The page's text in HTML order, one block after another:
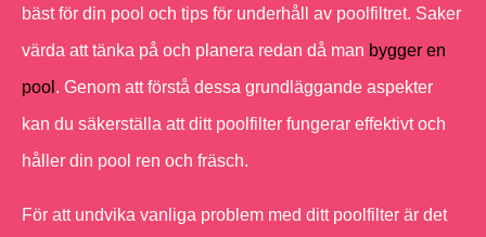
bäst för din pool och tips för underhåll av poolfiltret. Saker
värda att tänka på och planera redan då man bygger en
pool . Genom att förstå dessa grundläggande aspekter
kan du säkerställa att ditt poolfilter fungerar effektivt och
håller din pool ren och fräsch.
För att undvika vanliga problem med ditt poolfilter är det